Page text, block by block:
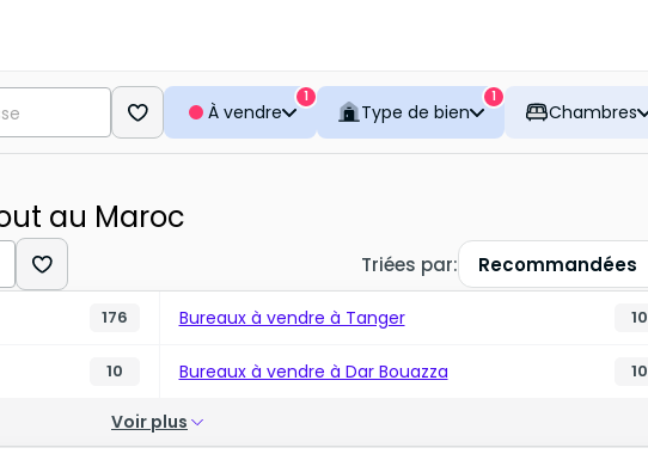
À vendre
1
Type de bien
1
Chambres
au Maroc
Triées par: Recommandées
176 Bureaux à vendre à Tanger 10
10 Bureaux à vendre à Dar Bouazza 10
Voir plus